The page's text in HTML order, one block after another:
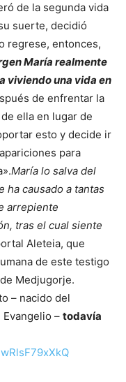
de la segunda vida
suerte, decidió
regrese, entonces,
María realmente
viviendo una vida en
de enfrentar la
ella en lugar de
esto y decide ir
para
María lo salva del
ha causado a tantas
arrepiente
tras el cual siente
Aleteia, que
de este testigo
Medjugorje.
– nacido del
– todavía